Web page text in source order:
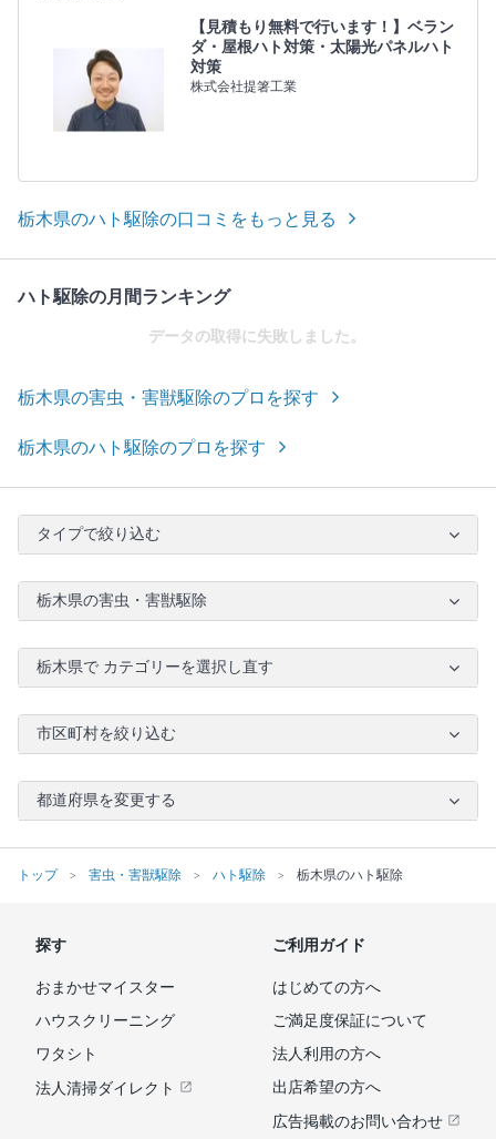
【見積もり無料で行います！】ベラン
ダ・屋根ハト対策・太陽光パネルハト
対策
株式会社提箸工業
栃木県のハト駆除の口コミをもっと見る
ハト駆除の月間ランキング
データの取得に失敗しました。
栃木県の害虫・害獣駆除のプロを探す
栃木県のハト駆除のプロを探す
タイプで絞り込む
栃木県の害虫・害獣駆除
栃木県で カテゴリーを選択し直す
市区町村を絞り込む
都道府県を変更する
トップ 害虫・害獣駆除 ハト駆除 栃木県のハト駆除
探す
おまかせマイスター
ハウスクリーニング
ワタシト
法人清掃ダイレクト
ご利用ガイド
はじめての方へ
ご満足度保証について
法人利用の方へ
出店希望の方へ
広告掲載のお問い合わせ